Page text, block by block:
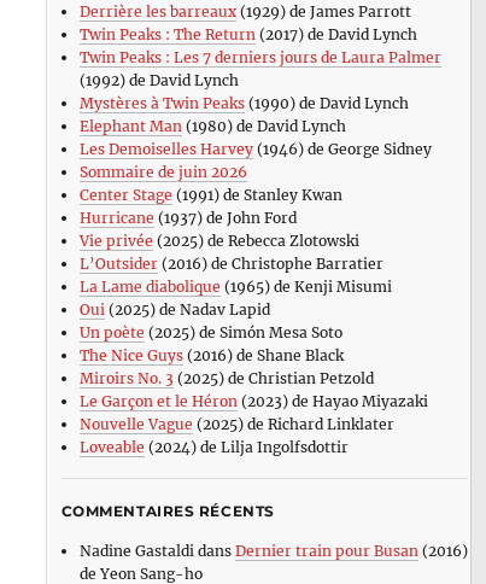
Derrière les barreaux(1929) de James Parrott
Twin Peaks : The Return(2017) de David Lynch
Twin Peaks : Les 7 derniers jours de Laura Palmer
(1992) de David Lynch
Mystères à Twin Peaks(1990) de David Lynch
Elephant Man(1980) de David Lynch
Les Demoiselles Harvey(1946) de George Sidney
Sommaire de juin 2026
Center Stage (1991) de Stanley Kwan
Hurricane (1937) de John Ford
Vie privée (2025) de Rebecca Zlotowski
L’Outsider(2016) de Christophe Barratier
La Lame diabolique (1965) de Kenji Misumi
Oui(2025) de Nadav Lapid
Un poète (2025) de Simón Mesa Soto
The Nice Guys(2016) de Shane Black
Miroirs No. 3 (2025) de Christian Petzold
Le Garçon et le Héron(2023) de Hayao Miyazaki
Nouvelle Vague (2025) de Richard Linklater
Loveable (2024) de Lilja Ingolfsdottir
COMMENTAIRES RÉCENTS
Nadine Gastaldi dans Dernier train pour Busan (2016)
de Yeon Sang-ho